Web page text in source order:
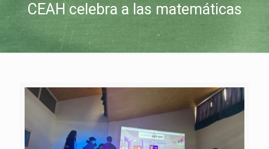
CEAH celebra a las matemáticas